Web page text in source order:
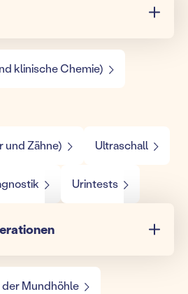
klinische Chemie)
und Zähne) Ultraschall
Urintests
Mundhöhle